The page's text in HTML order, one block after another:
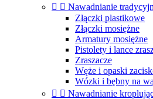
  Nawadnianie
Złączki plastikowe
Złączki mosiężne
Armatury mosiężne
Pistolety i lance
Zraszacze
Węże i opaski
Wózki i bębny na
  Nawadnianie